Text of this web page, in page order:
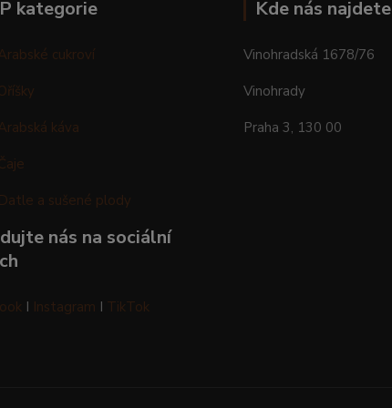
kategorie
cukroví
káva
Datle a sušené plody
nás na sociální
I Instagram I TikTok
Kde nás najdete
Vinohradská 1678/76
Vinohrady
Praha 3, 130 00